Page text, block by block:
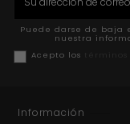
Puede darse de baja
nuestra
Acepto los
Información